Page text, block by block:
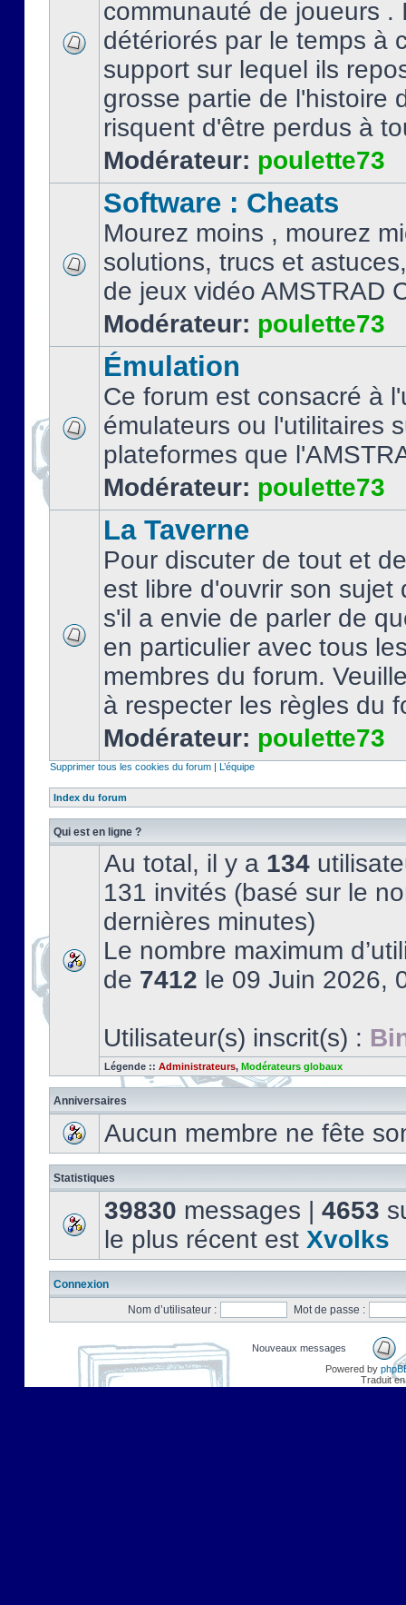
communauté de joueurs .
détériorés par le temps à
support sur lequel ils
grosse partie de l'histoire
risquent d'être perdus à
Modérateur: poulette73
Software : Cheats
Mourez moins , mourez
solutions, trucs et
de jeux vidéo AMSTRAD
Modérateur: poulette73
Émulation
Ce forum est consacré à
émulateurs ou l'utilitaires
plateformes que
Modérateur: poulette73
La Taverne
Pour discuter de tout et
est libre d'ouvrir son sujet
s'il a envie de parler de
en particulier avec tous
membres du forum.
à respecter les règles du
Modérateur: poulette73
Supprimer tous les cookies du forum | L’équipe
Index du forum
Qui est en ligne ?
Au total, il y a 134
131 invités (basé sur le
dernières minutes)
Le nombre maximum
de 7412 le 09 Juin 2026,
Utilisateur(s) inscrit(s) :
Légende :: Administrateurs, Modérateurs globaux
Anniversaires
Aucun membre ne fête
Statistiques
39830 messages | 4653
le plus récent est Xvolks
Connexion
Nom d’utilisateur :
Mot de passe :
Nouveaux messages
Powered by
Traduit